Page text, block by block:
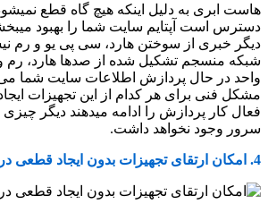
هاست ابری به دلیل اینکه هیچ گاه قطع
دسترس است آپتایم سایت شما را بهبود
دیگر خبری از سوختن هارد، سی پی یو و رم
شبکه منسجم تشکیل شده از صدها هارد، رم
واحد در حال پردازش اطلاعات سایت شما می
مشکل فنی برای هر کدام از این تجهیزات
فعال کار پردازش را ادامه میدهند دیگر
سرور وجود نخواهد داشت.
4. امکان ارتقای تجهیزات بدون ایجاد قطعی در خدمات رسانی